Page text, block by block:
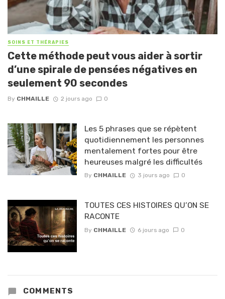
SOINS ET THÉRAPIES
Cette méthode peut vous aider à sortir
d’une spirale de pensées négatives en
seulement 90 secondes
By CHMAILLE 2 jours ago 0
Les 5 phrases que se répètent
quotidiennement les personnes
mentalement fortes pour être
heureuses malgré les difficultés
By CHMAILLE 3 jours ago 0
TOUTES CES HISTOIRES QU’ON SE
RACONTE
By CHMAILLE 6 jours ago 0
COMMENTS